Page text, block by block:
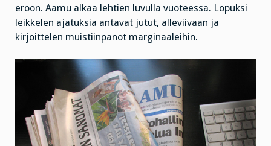
eroon. Aamu alkaa lehtien luvulla vuoteessa. Lopuksi
leikkelen ajatuksia antavat jutut, alleviivaan ja
kirjoittelen muistiinpanot marginaaleihin.